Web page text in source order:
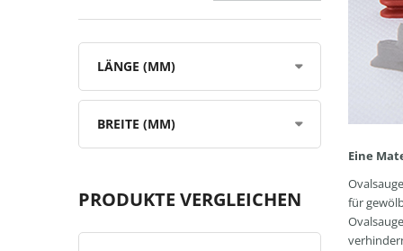
LÄNGE (MM)
BREITE (MM)
PRODUKTE VERGLEICHEN
Eine
für